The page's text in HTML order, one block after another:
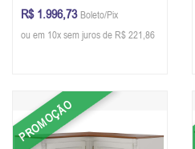
Escuro - Imbuia Glazer
R$ 1.996,73 Boleto/Pix
ou em 10x sem juros de R$ 221,86
PROMOÇÃO